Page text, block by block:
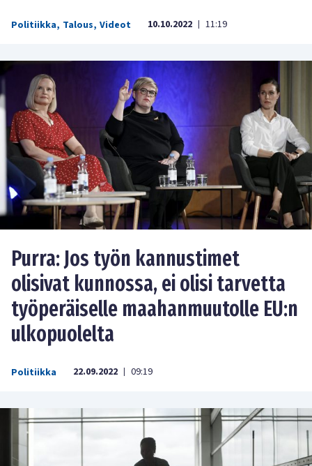
Politiikka, Talous, Videot 10.10.2022 | 11:19
Purra: Jos työn kannustimet
olisivat kunnossa, ei olisi tarvetta
työperäiselle maahanmuutolle EU:n
ulkopuolelta
Politiikka 22.09.2022 | 09:19